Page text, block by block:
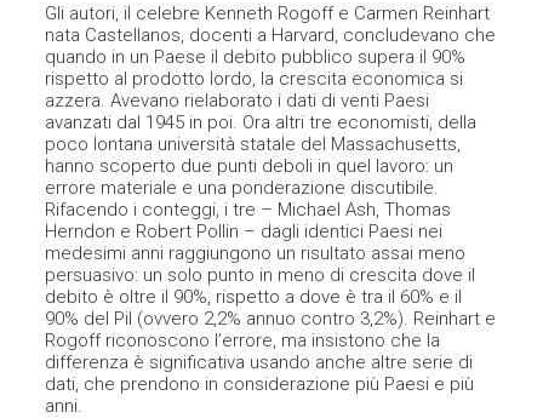
Gli autori, il celebre Kenneth Rogoff e Carmen Reinhart
nata Castellanos, docenti a Harvard, concludevano che
quando in un Paese il debito pubblico supera il 90%
rispetto al prodotto lordo, la crescita economica si
azzera. Avevano rielaborato i dati di venti Paesi
avanzati dal 1945 in poi. Ora altri tre economisti, della
poco lontana università statale del Massachusetts,
hanno scoperto due punti deboli in quel lavoro: un
errore materiale e una ponderazione discutibile.
Rifacendo i conteggi, i tre – Michael Ash, Thomas
Herndon e Robert Pollin – dagli identici Paesi nei
medesimi anni raggiungono un risultato assai meno
persuasivo: un solo punto in meno di crescita dove il
debito è oltre il 90%, rispetto a dove è tra il 60% e il
90% del Pil (ovvero 2,2% annuo contro 3,2%). Reinhart e
Rogoff riconoscono l’errore, ma insistono che la
differenza è significativa usando anche altre serie di
dati, che prendono in considerazione più Paesi e più
anni.